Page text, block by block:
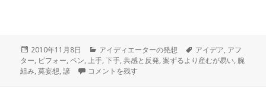
投
稿
日:
2010年11月8日
カ
テ
ゴ
アイディエーターの発想
タ
グ
アイデア, アフ
ター, ビフォー,ペン,上手,下手,共感と反発,案ずるより産むが易い, 腕
組み,莫妄想,諺 腕組みよりもペン に
コメントを残す